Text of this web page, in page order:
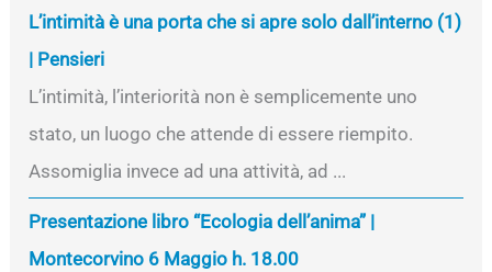
L’intimità è una porta che si apre solo dall’interno (1)
| Pensieri
L’intimità, l’interiorità non è semplicemente uno
stato, un luogo che attende di essere riempito.
Assomiglia invece ad una attività, ad ...
Presentazione libro “Ecologia dell’anima” |
Montecorvino 6 Maggio h. 18.00